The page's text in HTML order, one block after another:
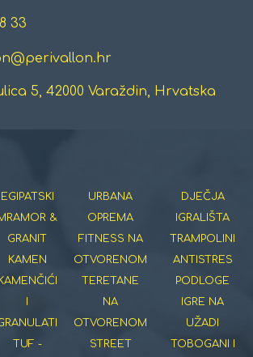
33
5, 42000 Varaždin, Hrvatska
EGIPATSKI
&
GRANIT
KAMEN
I
TUF -
URBANA
OPREMA
FITNESS NA
OTVORENOM
TERETANE
NA
OTVORENOM
STREET
DJEČJA
IGRALIŠTA
TRAMPOLINI
ANTISTRES
PODLOGE
IGRE NA
UŽADI
TOBOGANI I